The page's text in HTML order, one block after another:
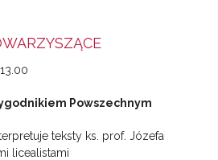
Powszechnym
teksty ks. prof. Józefa
licealistami